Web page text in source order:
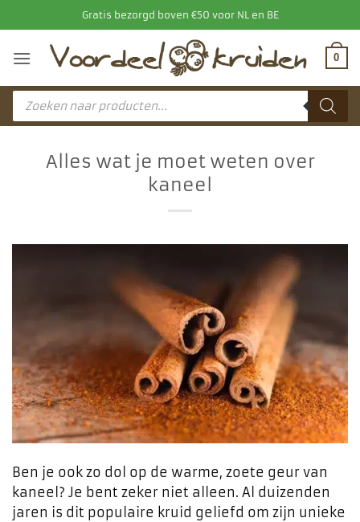
naar
inhoud
Gratis bezorgd boven €50 voor NL en BE
0
Producten
zoeken
Alles wat je moet weten over
kaneel
Ben je ook zo dol op de warme, zoete geur van
kaneel? Je bent zeker niet alleen. Al duizenden
jaren is dit populaire kruid geliefd om zijn unieke